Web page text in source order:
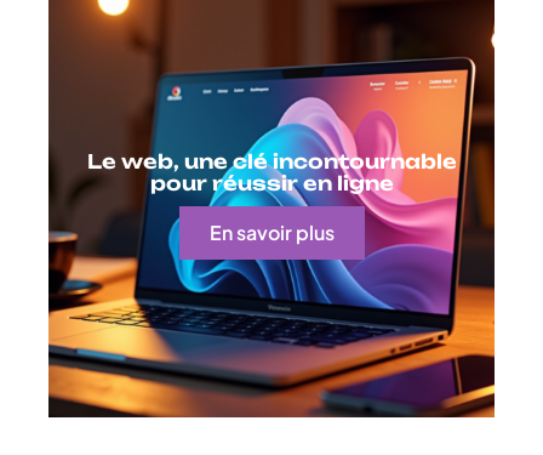
Le web, une clé incontournable
pour réussir en ligne
En savoir plus